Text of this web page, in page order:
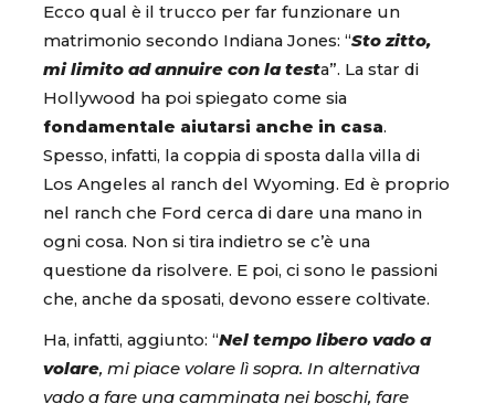
Ecco qual è il trucco per far funzionare un
matrimonio secondo Indiana Jones: “Sto zitto,
mi limito ad annuire con la testa”. La star di
Hollywood ha poi spiegato come sia
fondamentale aiutarsi anche in casa.
Spesso, infatti, la coppia di sposta dalla villa di
Los Angeles al ranch del Wyoming. Ed è proprio
nel ranch che Ford cerca di dare una mano in
ogni cosa. Non si tira indietro se c’è una
questione da risolvere. E poi, ci sono le passioni
che, anche da sposati, devono essere coltivate.
Ha, infatti, aggiunto: “Nel tempo libero vado a
volare, mi piace volare lì sopra. In alternativa
vado a fare una camminata nei boschi, fare